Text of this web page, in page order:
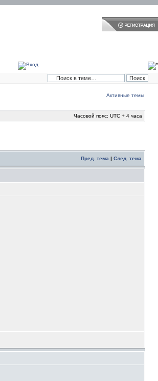
Активные темы
Часовой пояс: UTC + 4 часа
Пред. тема | След. тема